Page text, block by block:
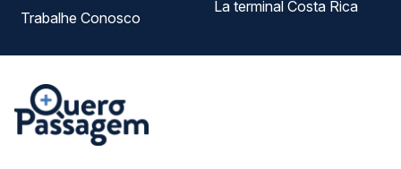
Trabalhe Conosco
La terminal Costa Rica